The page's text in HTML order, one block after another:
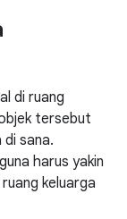
di ruang
tersebut
sana.
harus yakin
keluarga